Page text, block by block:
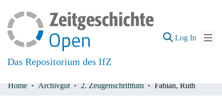
Das Repositorium des IfZ
Log In (current)
Home Archivgut 2. Zeugenschrifttum Fabian, Ruth